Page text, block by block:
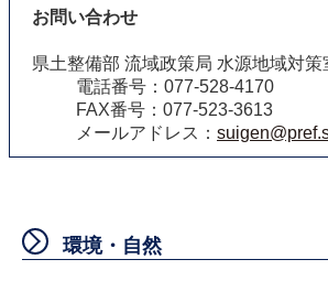
お問い合わせ
県土整備部 流域政策局 水源地域対策
電話番号：077-528-4170
FAX番号：077-523-3613
メールアドレス：
環境・自然